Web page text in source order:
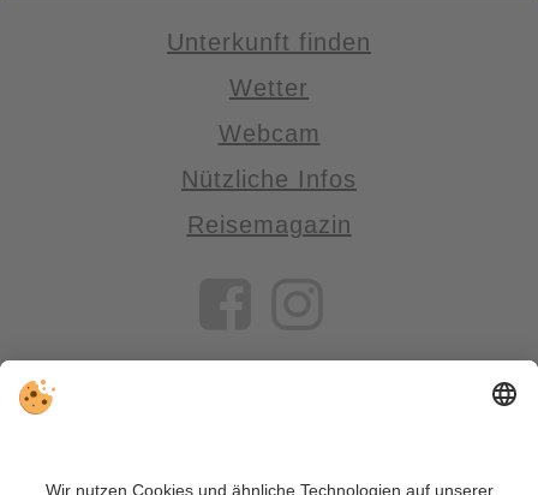
Unterkunft finden
Wetter
Webcam
Nützliche Infos
Reisemagazin
VIVOSüdtirol ist das Reiseportal für alle, die Südtirol nicht nur